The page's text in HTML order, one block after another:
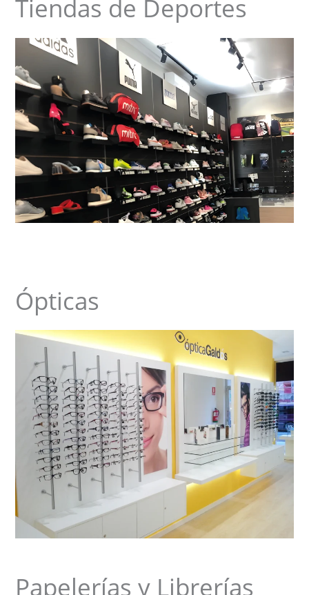
Tiendas de Deportes
Ópticas
Papelerías y Librerías